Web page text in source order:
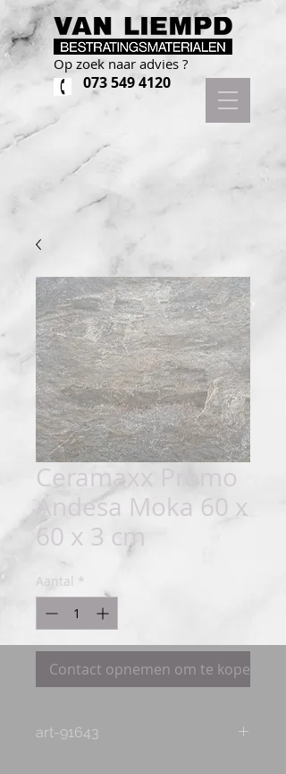
Op zoek naar advies ?
073 549 4120
Ceramaxx Promo
Andesa Moka 60 x
60 x 3 cm
Aantal *
Contact opnemen om te kopen
art-91643